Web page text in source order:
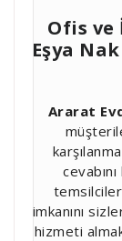
Ofis ve
Eşya
Ararat
imkanını
hizmeti